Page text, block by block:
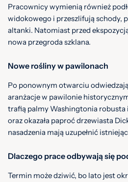
Pracownicy wymienią również
widokowego i przeszlifują schody,
altanki. Natomiast przed
nowa przegroda szklana.
Nowe rośliny w pawilonach
Po ponownym otwarciu
aranżacje w pawilonie
trafią palmy Washingtonia
oraz okazała paproć drzewiasta
nasadzenia mają uzupełnić
Dlaczego prace odbywają się
Termin może dziwić, bo lato jest